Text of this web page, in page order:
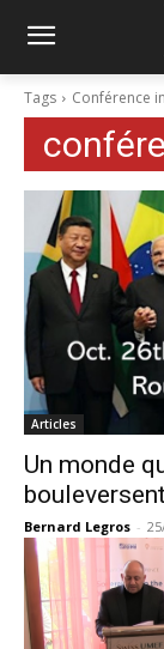
Tags Conférence
Articles
Un monde
Bernard Legros -